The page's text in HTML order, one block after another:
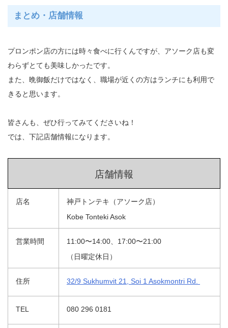
まとめ・店舗情報
プロンポン店の方には時々食べに行くんですが、アソーク店も変
わらずとても美味しかったです。
また、晩御飯だけではなく、職場が近くの方はランチにも利用で
きると思います。
皆さんも、ぜひ行ってみてくださいね！
では、下記店舗情報になります。
店舗情報
店名
神戸トンテキ（アソーク店）
Kobe Tonteki Asok
営業時間
11:00〜14:00、17:00〜21:00
（日曜定休日）
住所 32/9 Sukhumvit 21, Soi 1 Asokmontri Rd.
TEL 080 296 0181